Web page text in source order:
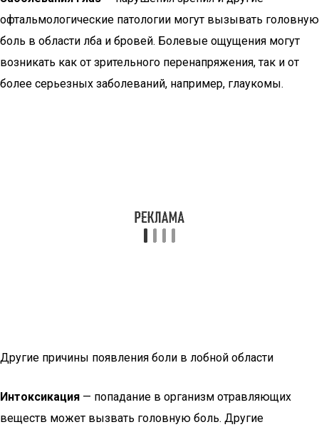
офтальмологические патологии могут вызывать головную
боль в области лба и бровей. Болевые ощущения могут
возникать как от зрительного перенапряжения, так и от
более серьезных заболеваний, например, глаукомы.
Другие причины появления боли в лобной области
Интоксикация — попадание в организм отравляющих
веществ может вызвать головную боль. Другие